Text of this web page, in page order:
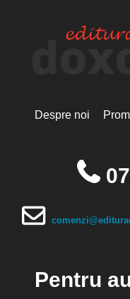
Despre noi
Pentru